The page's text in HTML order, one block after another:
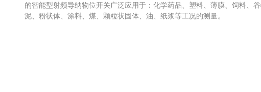
的智能型射频导纳物位开关广泛应用于：化学药品、塑料、薄膜、饲料、
泥、粉状体、涂料、煤、颗粒状固体、油、纸浆等工况的测量。